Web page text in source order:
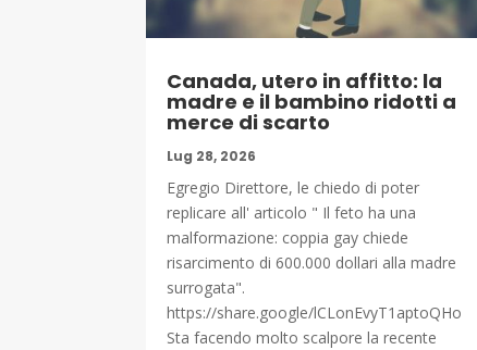
Canada, utero in affitto: la
madre e il bambino ridotti a
merce di scarto
Lug 28, 2026
Egregio Direttore, le chiedo di poter
replicare all' articolo " Il feto ha una
malformazione: coppia gay chiede
risarcimento di 600.000 dollari alla madre
surrogata".
https://share.google/lCLonEvyT1aptoQHo
Sta facendo molto scalpore la recente